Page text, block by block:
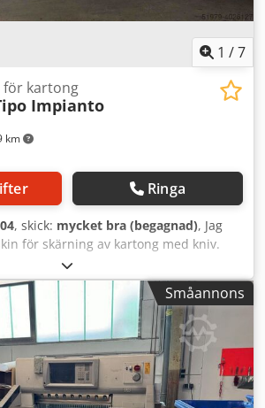
1 /7
km
för kartong
Impianto
Ringa
, skick: mycket bra (begagnad), Jag
för skärning av kartong med kniv.
nyligen översedd och omarbetad
säljas omedelbart. Dksdpfx Alsd I N Ete
Småannons